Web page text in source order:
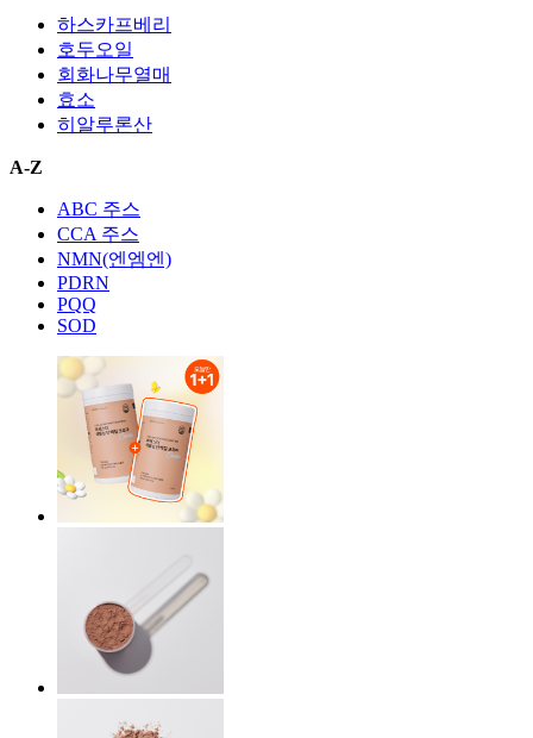
하스카프베리
호두오일
회화나무열매
효소
히알루론산
A-Z
ABC 주스
CCA 주스
NMN(엔엠엔)
PDRN
PQQ
SOD